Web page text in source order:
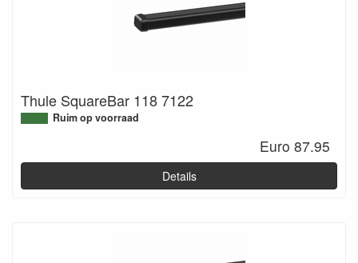
Thule SquareBar 118 7122
Ruim op voorraad
Euro 87.95
Details